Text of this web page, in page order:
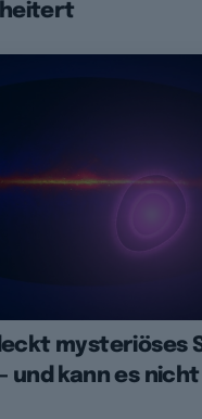
mysteriöses
und kann es nicht